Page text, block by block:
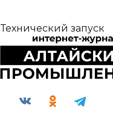
Технический запуск